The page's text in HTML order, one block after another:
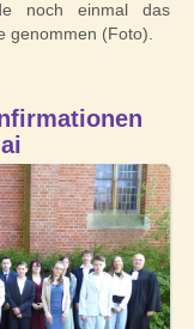
noch einmal das
genommen (Foto).